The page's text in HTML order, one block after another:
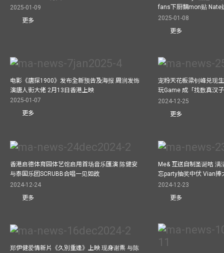
2025-01-09
更多
fans下厨黐mon贴 Nate
2025-01-08
更多
电影《唐探1900》发布全新预告及海报 周润发饰
演唐人街大佬 2月13日香港上映
2025-01-07
更多
宠粉天花板梁钊峰兑现
玩Game 成「找数真汉
2024-12-25
更多
香港启德体育园体艺馆启用首场音乐匯演 陈健安
与泰国乐团SCRUBB合唱一见如故
2024-12-24
更多
Me& 互送自制圣诞咭
忘party抽奖中伏 Vian捧
2024-12-23
更多
郑伊健爱情新片《久別重逢》上映 现身谢票 与陈